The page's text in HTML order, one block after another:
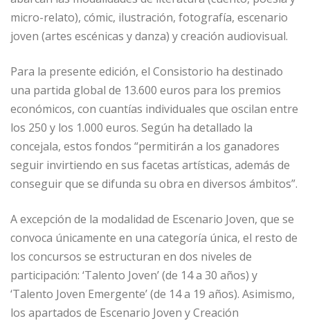
micro-relato), cómic, ilustración, fotografía, escenario
joven (artes escénicas y danza) y creación audiovisual.
Para la presente edición, el Consistorio ha destinado
una partida global de 13.600 euros para los premios
económicos, con cuantías individuales que oscilan entre
los 250 y los 1.000 euros. Según ha detallado la
concejala, estos fondos “permitirán a los ganadores
seguir invirtiendo en sus facetas artísticas, además de
conseguir que se difunda su obra en diversos ámbitos”.
A excepción de la modalidad de Escenario Joven, que se
convoca únicamente en una categoría única, el resto de
los concursos se estructuran en dos niveles de
participación: ‘Talento Joven’ (de 14 a 30 años) y
‘Talento Joven Emergente’ (de 14 a 19 años). Asimismo,
los apartados de Escenario Joven y Creación